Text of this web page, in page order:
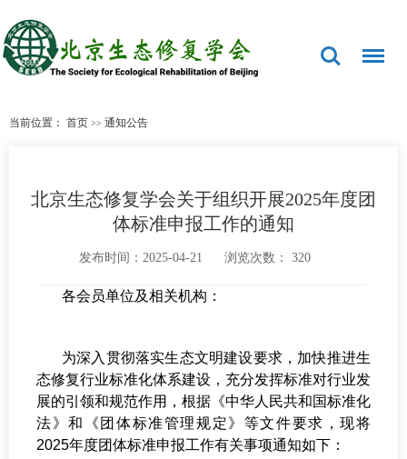
当前位置： 首页 >> 通知公告
北京生态修复学会关于组织开展2025年度团
体标准申报工作的通知
发布时间：2025-04-21 浏览次数： 320
各会员单位及相关机构：
为深入贯彻落实生态文明建设要求，加快推进生
态修复行业标准化体系建设，充分发挥标准对行业发
展的引领和规范作用，根据《中华人民共和国标准化
法》和《团体标准管理规定》等文件要求，现将
2025年度团体标准申报工作有关事项通知如下：